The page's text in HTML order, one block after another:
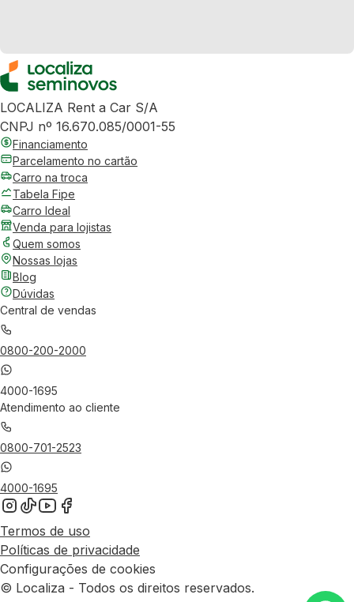
LOCALIZA Rent a Car S/A
CNPJ nº 16.670.085/0001-55
Financiamento
Parcelamento no cartão
Carro na troca
Tabela Fipe
Carro Ideal
Venda para lojistas
Quem somos
Nossas lojas
Blog
Dúvidas
Central de vendas
0800-200-2000
4000-1695
Atendimento ao cliente
0800-701-2523
4000-1695
Termos de uso
Políticas de privacidade
Configurações de cookies
© Localiza - Todos os direitos reservados.